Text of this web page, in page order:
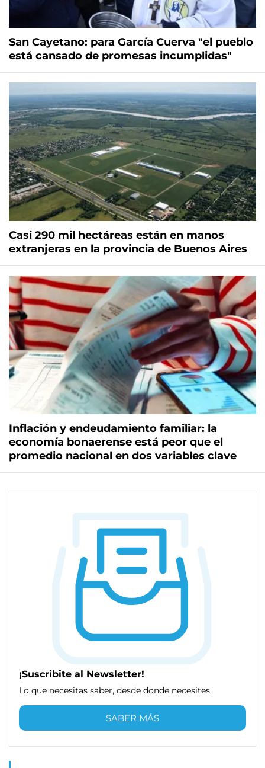
San Cayetano: para García Cuerva "el pueblo
está cansado de promesas incumplidas"
Casi 290 mil hectáreas están en manos
extranjeras en la provincia de Buenos Aires
Inflación y endeudamiento familiar: la
economía bonaerense está peor que el
promedio nacional en dos variables clave
¡Suscribite al Newsletter!
Lo que necesitas saber, desde donde necesites
SABER MÁS